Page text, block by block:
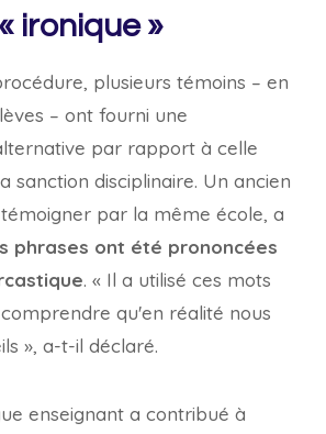
ironique »
plusieurs témoins – en
– ont fourni une
par rapport à celle
sanction disciplinaire. Un ancien
par la même école, a
phrases ont été prononcées
. « Il a utilisé ces mots
qu'en réalité nous
», a-t-il déclaré.
enseignant a contribué à